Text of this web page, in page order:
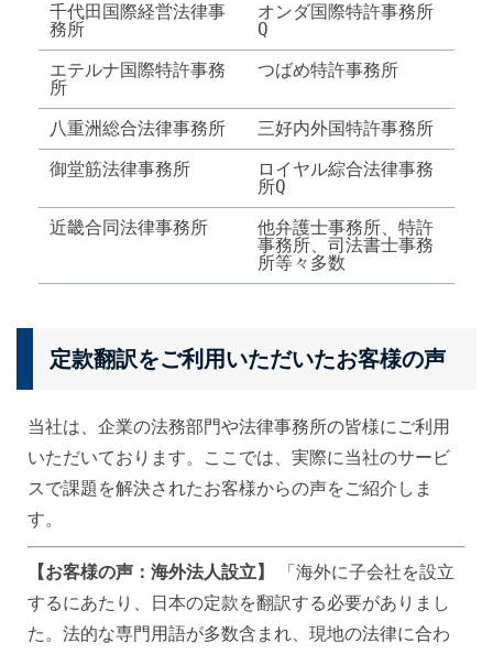
千代田国際経営法律事
務所
オンダ国際特許事務所
Q
エテルナ国際特許事務
所
つばめ特許事務所
八重洲総合法律事務所
三好内外国特許事務所
御堂筋法律事務所
ロイヤル綜合法律事務
所Q
近畿合同法律事務所
他弁護士事務所、特許
事務所、司法書士事務
所等々多数
定款翻訳をご利用いただいたお客様の声
当社は、企業の法務部門や法律事務所の皆様にご利用
いただいております。ここでは、実際に当社のサービ
スで課題を解決されたお客様からの声をご紹介しま
す。
【お客様の声：海外法人設立】
「海外に子会社を設立
するにあたり、日本の定款を翻訳する必要がありまし
た。法的な専門用語が多数含まれ、現地の法律に合わ